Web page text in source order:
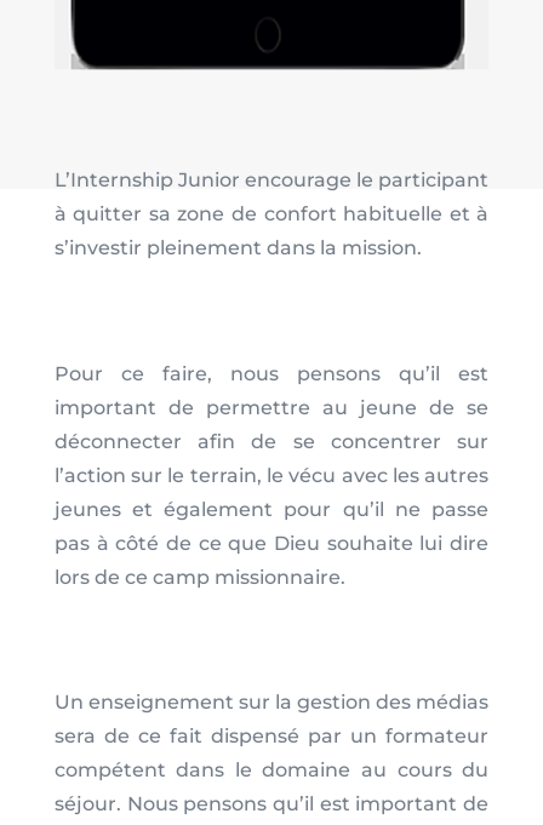
L’Internship Junior encourage le participant
à quitter sa zone de confort habituelle et à
s’investir pleinement dans la mission.
Pour ce faire, nous pensons qu’il est
important de permettre au jeune de se
déconnecter afin de se concentrer sur
l’action sur le terrain, le vécu avec les autres
jeunes et également pour qu’il ne passe
pas à côté de ce que Dieu souhaite lui dire
lors de ce camp missionnaire.
Un enseignement sur la gestion des médias
sera de ce fait dispensé par un formateur
compétent dans le domaine au cours du
séjour. Nous pensons qu’il est important de